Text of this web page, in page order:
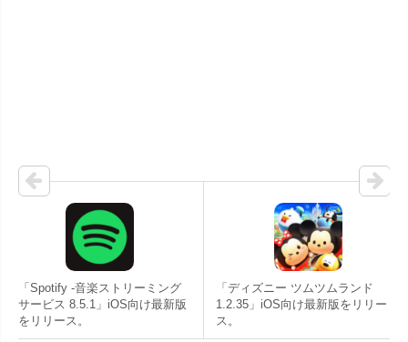
「Spotify -音楽ストリーミング
サービス 8.5.1」iOS向け最新版
をリリース。
「ディズニー ツムツムランド
1.2.35」iOS向け最新版をリリー
ス。